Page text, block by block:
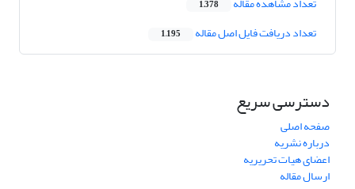
1,378
تعداد دریافت فایل اصل مقاله 1,195
دسترسی سریع
صفحه اصلی
درباره نشریه
اعضای هیات تحریریه
ارسال مقاله